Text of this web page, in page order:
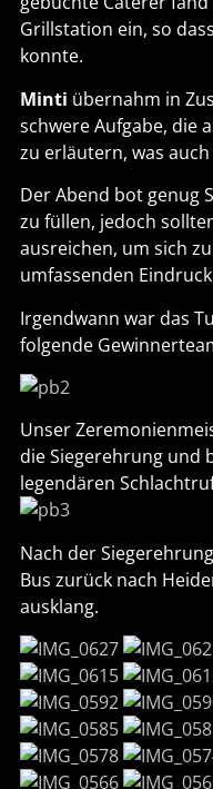
Grillstation ein, so
konnte.
Minti übernahm in
schwere Aufgabe, die
zu erläutern, was
Der Abend bot genug
zu füllen, jedoch
ausreichen, um sich
umfassenden
Irgendwann war das
folgende
Unser
die Siegerehrung und
legendären
Nach der
Bus zurück nach
ausklang.